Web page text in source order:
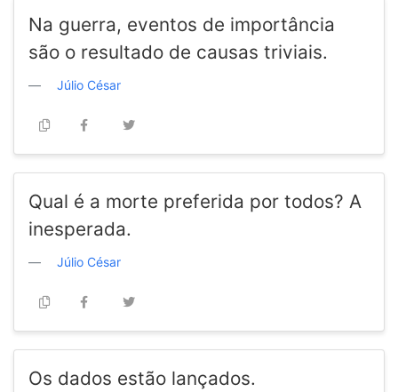
Na guerra, eventos de importância
são o resultado de causas triviais.
Júlio César
Qual é a morte preferida por todos? A
inesperada.
Júlio César
Os dados estão lançados.